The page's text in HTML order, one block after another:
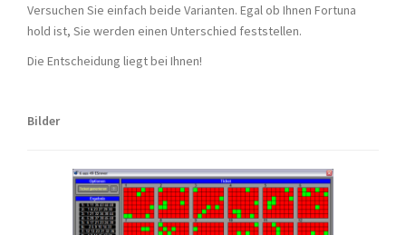
Versuchen Sie einfach beide Varianten. Egal ob Ihnen Fortuna
hold ist, Sie werden einen Unterschied feststellen.
Die Entscheidung liegt bei Ihnen!
Bilder